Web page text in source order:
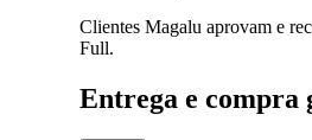
Clientes Magalu aprovam e
Full.
Entrega e compra